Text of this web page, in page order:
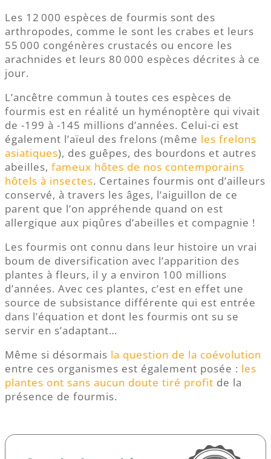
Les 12 000 espèces de fourmis sont des
arthropodes, comme le sont les crabes et leurs
55 000 congénères crustacés ou encore les
arachnides et leurs 80 000 espèces décrites à ce
jour.
L’ancêtre commun à toutes ces espèces de
fourmis est en réalité un hyménoptère qui vivait
de -199 à -145 millions d’années. Celui-ci est
également l’aïeul des frelons (même les frelons
asiatiques), des guêpes, des bourdons et autres
abeilles, fameux hôtes de nos contemporains
hôtels à insectes. Certaines fourmis ont d’ailleurs
conservé, à travers les âges, l’aiguillon de ce
parent que l’on appréhende quand on est
allergique aux piqûres d’abeilles et compagnie !
Les fourmis ont connu dans leur histoire un vrai
boum de diversification avec l’apparition des
plantes à fleurs, il y a environ 100 millions
d’années. Avec ces plantes, c’est en effet une
source de subsistance différente qui est entrée
dans l’équation et dont les fourmis ont su se
servir en s’adaptant…
Même si désormais la question de la coévolution
entre ces organismes est également posée : les
plantes ont sans aucun doute tiré profit de la
présence de fourmis.